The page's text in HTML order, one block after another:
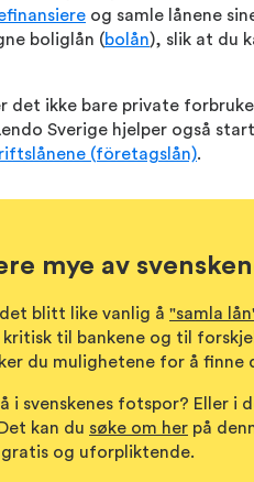
og samle lånene
boliglån (bolån), slik at du
det ikke bare private
Sverige hjelper også
(företagslån).
mye av
det blitt like vanlig å "samla
til bankene og til
du mulighetene for å finne
i svenskenes fotspor? Eller i
kan du søke om her på
og uforpliktende.